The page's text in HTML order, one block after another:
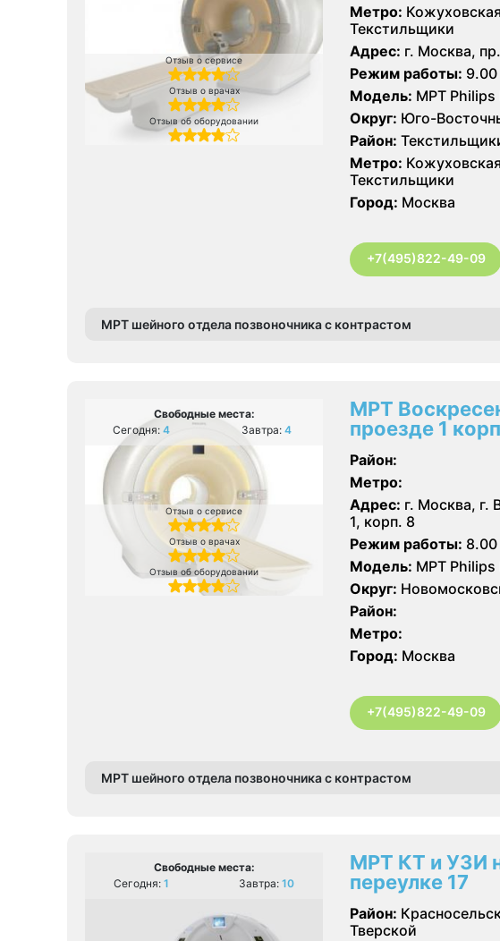
Отзыв о сервисе
Отзыв о врачах
Отзыв об оборудовании
Метро:
Текстильщики
Адрес: г. Москва,
Режим работы:
Модель: МРТ Philips
Округ: Юго-
Район:
Метро:
Текстильщики
Город: Москва
+7(495)822-49-09
МРТ шейного отдела позвоночника с контрастом
Свободные места:
Сегодня: 4 Завтра: 4
Отзыв о сервисе
Отзыв о врачах
Отзыв об оборудовании
МРТ
проезде 1
Район:
Метро:
Адрес: г. Москва, г.
1, корп. 8
Режим работы:
Модель: МРТ Philips
Округ:
Район:
Метро:
Город: Москва
+7(495)822-49-09
МРТ шейного отдела позвоночника с контрастом
Свободные места:
Сегодня: 1 Завтра: 10
МРТ КТ и УЗИ
переулке 17
Район:
Тверской